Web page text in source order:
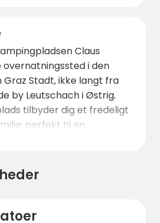
Claus
overnatningssted i den
Graz Stadt, ikke langt fra
by Leutschach i Østrig.
tilbyder dig et fredeligt
perfekt til en
i naturen.
til autocampere og telte,